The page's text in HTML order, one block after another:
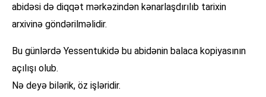
abidəsi də diqqət mərkəzindən kənarlaşdırılıb tarixin
arxivinə göndərilməlidir.
Bu günlərdə Yessentukidə bu abidənin balaca kopiyasının
açılışı olub.
Nə deyə bilərik, öz işləridir.